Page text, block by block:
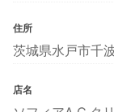
住所
茨城県水戸市千
店名